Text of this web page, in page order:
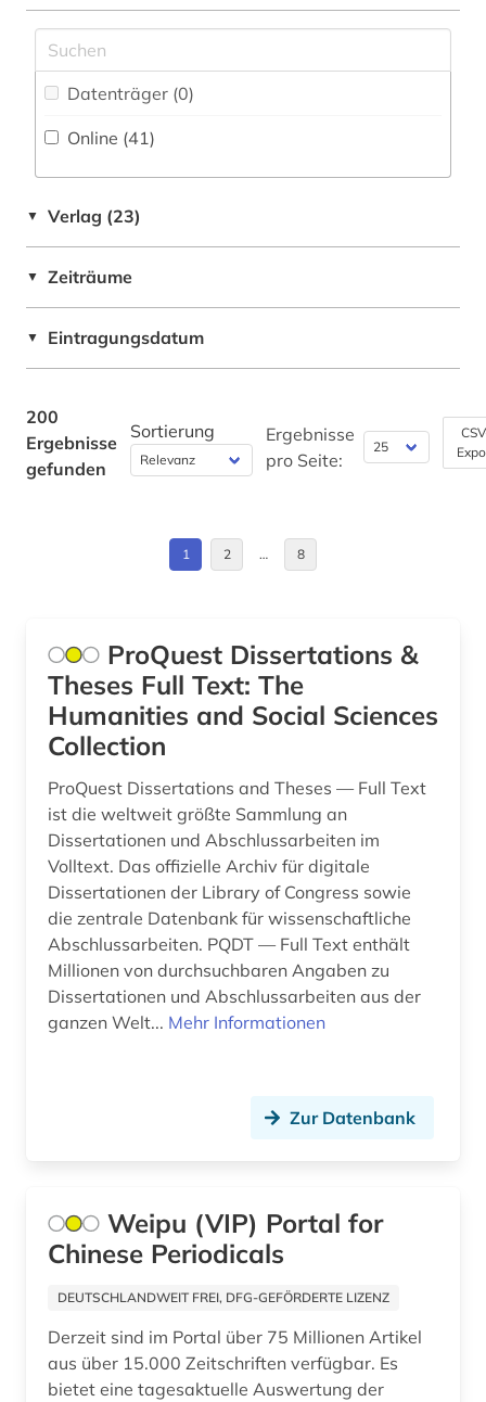
evaluation (3)
fachdidaktik (1)
forschung (2)
forschungsmethode (1)
frankreich (3)
frauen- und geschlechterforschung (1)
friedrich-ebert-stiftung (1)
frühpädagogik (1)
fürsorge (1)
galloromanistik (1)
geisteswissenschaften (80)
gender (1)
geowissenschaften (2)
geschichtswissenschaft (3)
geschlechterforschung (1)
geschlechterrolle (1)
gesellschaftsforschung (1)
Deutschland (8)
Europa (4)
Israel (1)
Japan (1)
Moldawien (1)
Nordamerika (1)
Ostasien (1)
Osteuropa (1)
Palaestina (1)
Portugal (1)
Russland, Sowjetunion (3)
Suedosteuropa (1)
Tschechische Republik (1)
Tuerkei (1)
USA (1)
Datenträger (0)
Online (41)
▼ Verlag (23)
▼ Zeiträume
▼ Eintragungsdatum
200
Ergebnisse
gefunden
Sortierung
Ergebnisse
pro Seite:
1 2 … 8
ProQuest Dissertations &
Theses Full Text: The
Humanities and Social Sciences
Collection
ProQuest Dissertations and Theses — Full Text
ist die weltweit größte Sammlung an
Dissertationen und Abschlussarbeiten im
Volltext. Das offizielle Archiv für digitale
Dissertationen der Library of Congress sowie
die zentrale Datenbank für wissenschaftliche
Abschlussarbeiten. PQDT — Full Text enthält
Millionen von durchsuchbaren Angaben zu
Dissertationen und Abschlussarbeiten aus der
ganzen Welt... Mehr Informationen
Zur Datenbank
Weipu (VIP) Portal for
Chinese Periodicals
DEUTSCHLANDWEIT FREI, DFG-GEFÖRDERTE LIZENZ
Derzeit sind im Portal über 75 Millionen Artikel
aus über 15.000 Zeitschriften verfügbar. Es
bietet eine tagesaktuelle Auswertung der